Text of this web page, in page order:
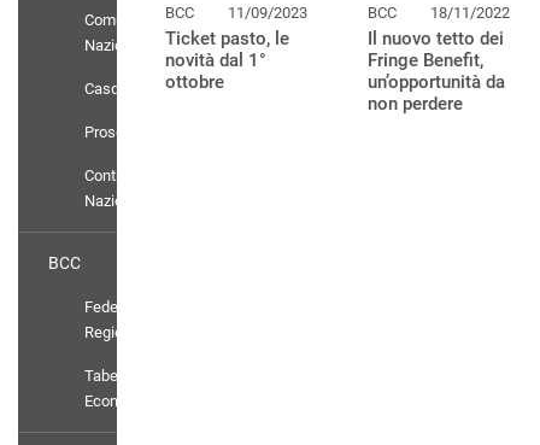
Comunicati
Nazionali
Casdic
Prosolidar
Contratto
Nazionale
BCC
Federazioni
Regionali
Tabelle
Economiche
BCC 11/09/2023
Ticket pasto, le
novità dal 1°
ottobre
BCC 18/11/2022
Il nuovo tetto dei
Fringe Benefit,
un’opportunità da
non perdere